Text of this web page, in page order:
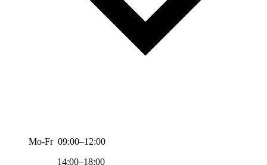
Mo-Fr 09:00–12:00
14:00–18:00